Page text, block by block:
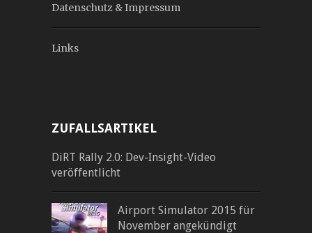
Datenschutz & Impressum
Links
ZUFALLSARTIKEL
DiRT Rally 2.0: Dev-Insight-Video
veröffentlicht
Airport Simulator 2015 für
November angekündigt